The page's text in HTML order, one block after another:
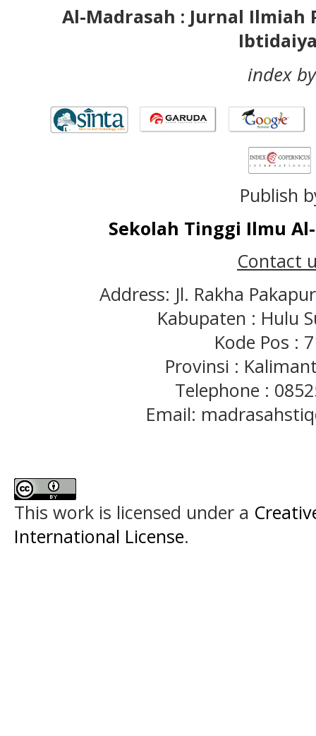
Al-Madrasah : Jurnal Ilmiah
index
Publish
Sekolah Tinggi Ilmu
Contact
Address: Jl. Rakha
Kabupaten : Hulu
Kode Pos :
Provinsi :
Telephone :
Email:
This work is licensed under a
International License.